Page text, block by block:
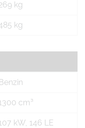
kg
kg
cm³
kW, 146 LE